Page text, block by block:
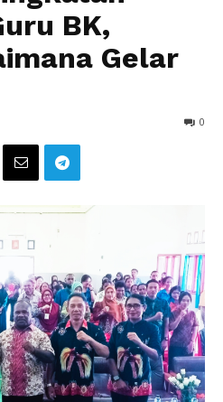
BK,
Gelar
0